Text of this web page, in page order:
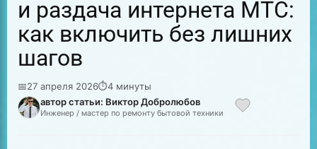
и раздача интернета МТС:
как включить без лишних
шагов
📅27 апреля 2026⏱4 минуты
автор статьи: Виктор Добролюбов
Инженер / мастер по ремонту бытовой техники